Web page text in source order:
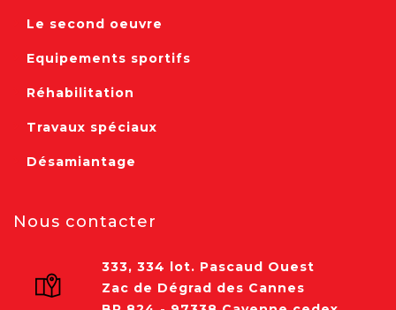
Le second oeuvre
Equipements sportifs
Réhabilitation
Travaux spéciaux
Désamiantage
Nous contacter
333, 334 lot. Pascaud Ouest
Zac de Dégrad des Cannes